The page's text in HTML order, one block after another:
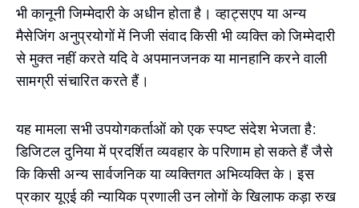
भी कानूनी जिम्मेदारी के अधीन होता है। व्हाट्सएप या अन्य
मैसेजिंग अनुप्रयोगों में निजी संवाद किसी भी व्यक्ति को जिम्मेदारी
से मुक्त नहीं करते यदि वे अपमानजनक या मानहानि करने वाली
सामग्री संचारित करते हैं।
यह मामला सभी उपयोगकर्ताओं को एक स्पष्ट संदेश भेजता है:
डिजिटल दुनिया में प्रदर्शित व्यवहार के परिणाम हो सकते हैं जैसे
कि किसी अन्य सार्वजनिक या व्यक्तिगत अभिव्यक्ति के। इस
प्रकार यूएई की न्यायिक प्रणाली उन लोगों के खिलाफ कड़ा रुख